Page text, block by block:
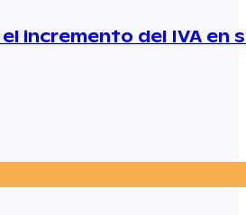
el incremento del IVA